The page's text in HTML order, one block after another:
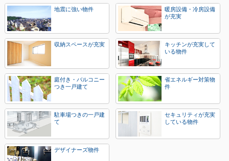
地震に強い物件
暖房設備・冷房設備
が充実
収納スペースが充実
キッチンが充実して
いる物件
庭付き・バルコニー
つき一戸建て
省エネルギー対策物
件
駐車場つきの一戸建
て
セキュリティが充実
している物件
デザイナーズ物件